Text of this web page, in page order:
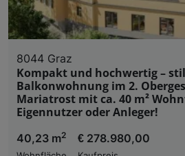
8044 Graz
Kompakt und hochwertig –
Balkonwohnung im 2.
Mariatrost mit ca. 40 m²
Eigennutzer oder Anleger!
40,23 m2
€ 278.980,00